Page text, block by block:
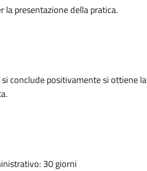
presentazione della pratica.
conclude positivamente si ottiene la
30 giorni